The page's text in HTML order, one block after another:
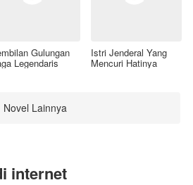
Gulungan
Legendaris
Istri Jenderal Yang
Mencuri Hatinya
Novel Lainnya
internet